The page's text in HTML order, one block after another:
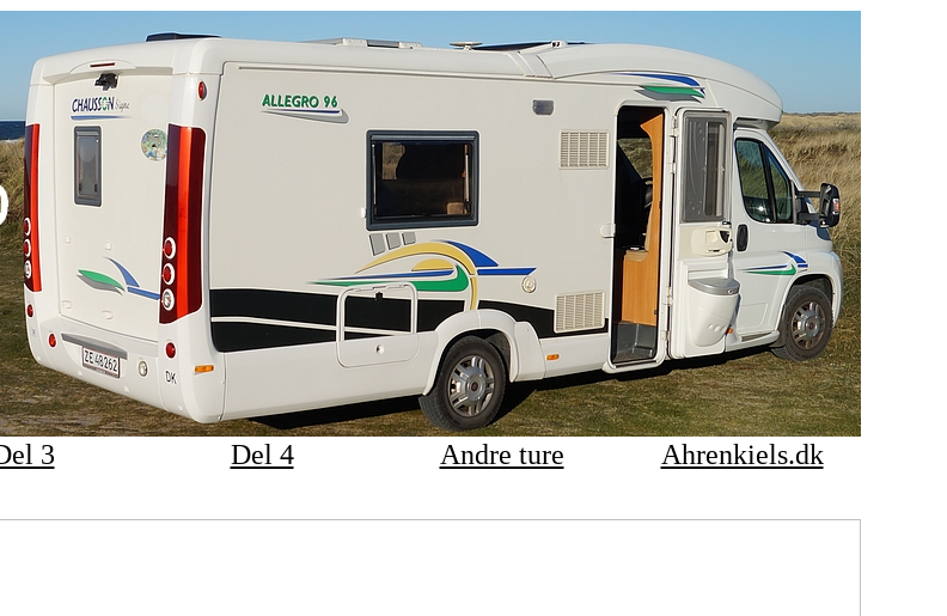
3 Del 4 Andre ture Ahrenkiels.dk